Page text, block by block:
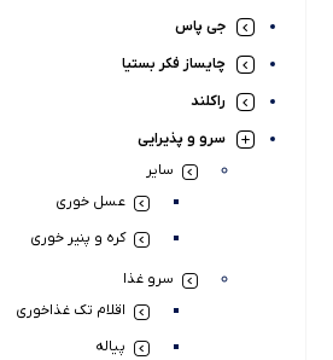
جی پاس
چایساز فکر بستیا
راکلند
سرو و پذیرایی
سایر
عسل خوری
کره و پنیر خوری
سرو غذا
اقلام تک غذاخوری
پیاله